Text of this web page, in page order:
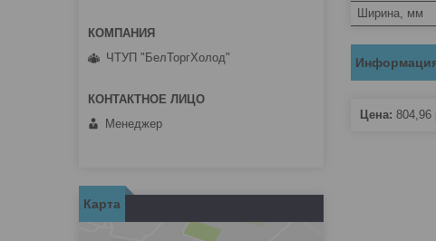
Ширина, мм
Цена: 804,96
ЧТУП "БелТоргХолод"
Менеджер
Карта